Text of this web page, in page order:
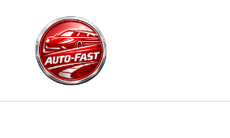
contenu